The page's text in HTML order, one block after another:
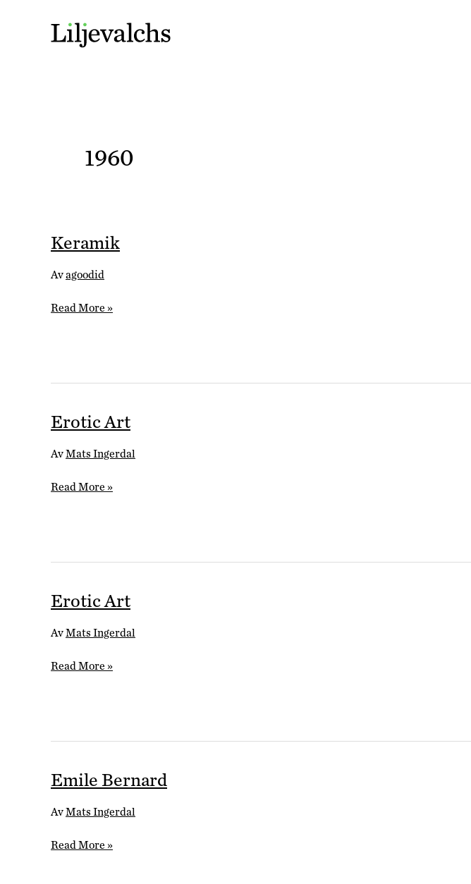
1960
Keramik
Avagoodid
Keramik
Read More »
Erotic Art
AvMats Ingerdal
Erotic
Read More »
Erotic Art
AvMats Ingerdal
Erotic
Read More »
Emile Bernard
AvMats Ingerdal
Emile
Read More »